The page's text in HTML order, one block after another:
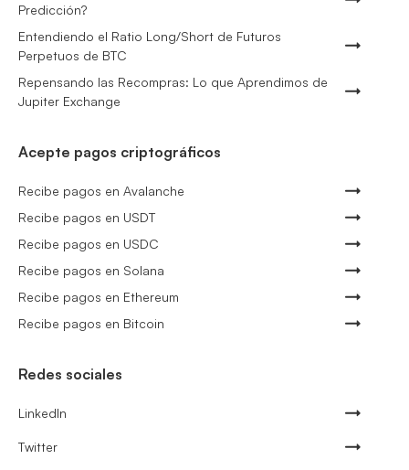
Predicción?
Entendiendo el Ratio Long/Short de Futuros
Perpetuos de BTC
Repensando las Recompras: Lo que Aprendimos de
Jupiter Exchange
Acepte pagos criptográficos
Recibe pagos en Avalanche
Recibe pagos en USDT
Recibe pagos en USDC
Recibe pagos en Solana
Recibe pagos en Ethereum
Recibe pagos en Bitcoin
Redes sociales
LinkedIn
Twitter